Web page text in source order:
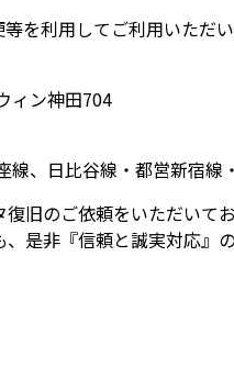
を利用してご利用いた
ィン神田704
線、日比谷線・都営新宿
旧のご依頼をいただいて
是非『信頼と誠実対応』